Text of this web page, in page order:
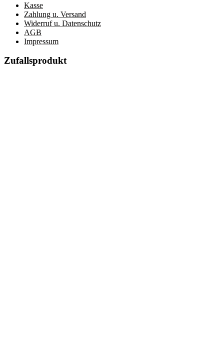
Kasse
Zahlung u. Versand
Widerruf u. Datenschutz
AGB
Impressum
Zufallsprodukt